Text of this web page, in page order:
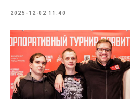
2025-12-02 11:40